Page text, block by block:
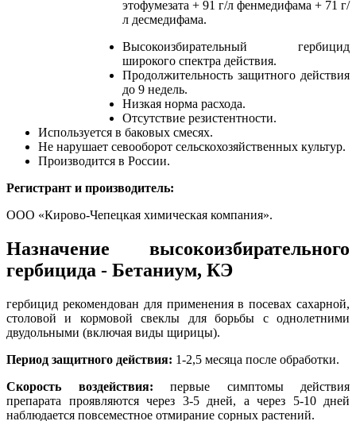
этофумезата + 91 г/л фенмедифама + 71 г/
л десмедифама.
Высокоизбирательный гербицид
широкого спектра действия.
Продолжительность защитного действия
до 9 недель.
Низкая норма расхода.
Отсутствие резистентности.
Используется в баковых смесях.
Не нарушает севооборот сельскохозяйственных культур.
Производится в России.
Регистрант и производитель:
ООО «Кирово-Чепецкая химическая компания».
Назначение высокоизбирательного
гербицида - Бетаниум, КЭ
гербицид рекомендован для применения в посевах сахарной,
столовой и кормовой свеклы для борьбы с однолетними
двудольными (включая виды щирицы).
Период защитного действия: 1-2,5 месяца после обработки.
Скорость воздействия: первые симптомы действия
препарата проявляются через 3-5 дней, а через 5-10 дней
наблюдается повсеместное отмирание сорных растений.